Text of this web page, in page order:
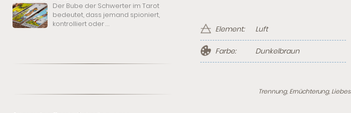
Der Bube der Schwerter im Tarot
bedeutet, dass jemand spioniert,
kontrolliert oder...
Element: Luft
Farbe: Dunkelbraun
Trennung, Ernüchterung,